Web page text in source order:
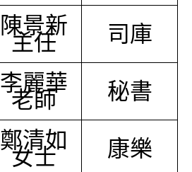
陳景新
主任 司庫
李麗華
老師 秘書
鄭清如
女士 康樂